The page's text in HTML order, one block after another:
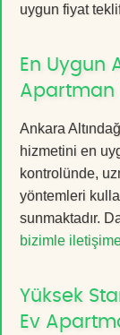
uygun fiyat
En Uygun
Apartman
Ankara
hizmetini en
kontrolünde,
yöntemleri
sunmaktadır.
bizimle
Yüksek
Ev